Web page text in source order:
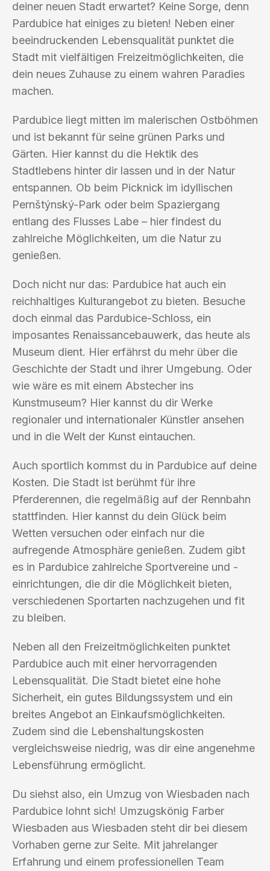
deiner neuen Stadt erwartet? Keine Sorge, denn
Pardubice hat einiges zu bieten! Neben einer
beeindruckenden Lebensqualität punktet die
Stadt mit vielfältigen Freizeitmöglichkeiten, die
dein neues Zuhause zu einem wahren Paradies
machen.
Pardubice liegt mitten im malerischen Ostböhmen
und ist bekannt für seine grünen Parks und
Gärten. Hier kannst du die Hektik des
Stadtlebens hinter dir lassen und in der Natur
entspannen. Ob beim Picknick im idyllischen
Pernštýnský-Park oder beim Spaziergang
entlang des Flusses Labe – hier findest du
zahlreiche Möglichkeiten, um die Natur zu
genießen.
Doch nicht nur das: Pardubice hat auch ein
reichhaltiges Kulturangebot zu bieten. Besuche
doch einmal das Pardubice-Schloss, ein
imposantes Renaissancebauwerk, das heute als
Museum dient. Hier erfährst du mehr über die
Geschichte der Stadt und ihrer Umgebung. Oder
wie wäre es mit einem Abstecher ins
Kunstmuseum? Hier kannst du dir Werke
regionaler und internationaler Künstler ansehen
und in die Welt der Kunst eintauchen.
Auch sportlich kommst du in Pardubice auf deine
Kosten. Die Stadt ist berühmt für ihre
Pferderennen, die regelmäßig auf der Rennbahn
stattfinden. Hier kannst du dein Glück beim
Wetten versuchen oder einfach nur die
aufregende Atmosphäre genießen. Zudem gibt
es in Pardubice zahlreiche Sportvereine und -
einrichtungen, die dir die Möglichkeit bieten,
verschiedenen Sportarten nachzugehen und fit
zu bleiben.
Neben all den Freizeitmöglichkeiten punktet
Pardubice auch mit einer hervorragenden
Lebensqualität. Die Stadt bietet eine hohe
Sicherheit, ein gutes Bildungssystem und ein
breites Angebot an Einkaufsmöglichkeiten.
Zudem sind die Lebenshaltungskosten
vergleichsweise niedrig, was dir eine angenehme
Lebensführung ermöglicht.
Du siehst also, ein Umzug von Wiesbaden nach
Pardubice lohnt sich! Umzugskönig Farber
Wiesbaden aus Wiesbaden steht dir bei diesem
Vorhaben gerne zur Seite. Mit jahrelanger
Erfahrung und einem professionellen Team